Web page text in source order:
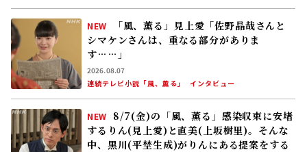
NEW
「風、薫る」見上愛「佐野晶哉さんと
シマケンさんは、重なる部分がありま
す……」
2026.08.07
連続テレビ小説「風、薫る」
インタビュー
NEW
8/7(金)の「風、薫る」感染収束に安堵
するりん(見上愛)と直美(上坂樹里)。そんな
中、黒川(平埜生成)がりんにある提案をする